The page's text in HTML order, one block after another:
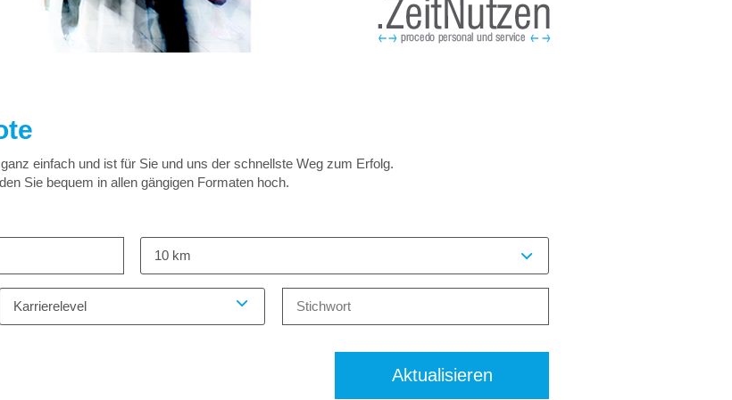
einfach und ist für Sie und uns der schnellste Weg zum Erfolg.
Sie bequem in allen gängigen Formaten hoch.
10 km
Karrierelevel
Aktualisieren